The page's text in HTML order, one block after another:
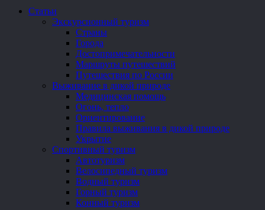
Статьи
Экскурсионный туризм
Страны
Города
Достопримечательности
Маршруты путешествий
Путешествия по России
Выживание в дикой природе
Медицинская помощь
Огонь, тепло
Ориентирование
Правила выживания в дикой природе
Укрытие
Спортивный туризм
Автотуризм
Велосипедный туризм
Водный туризм
Горный туризм
Конный туризм